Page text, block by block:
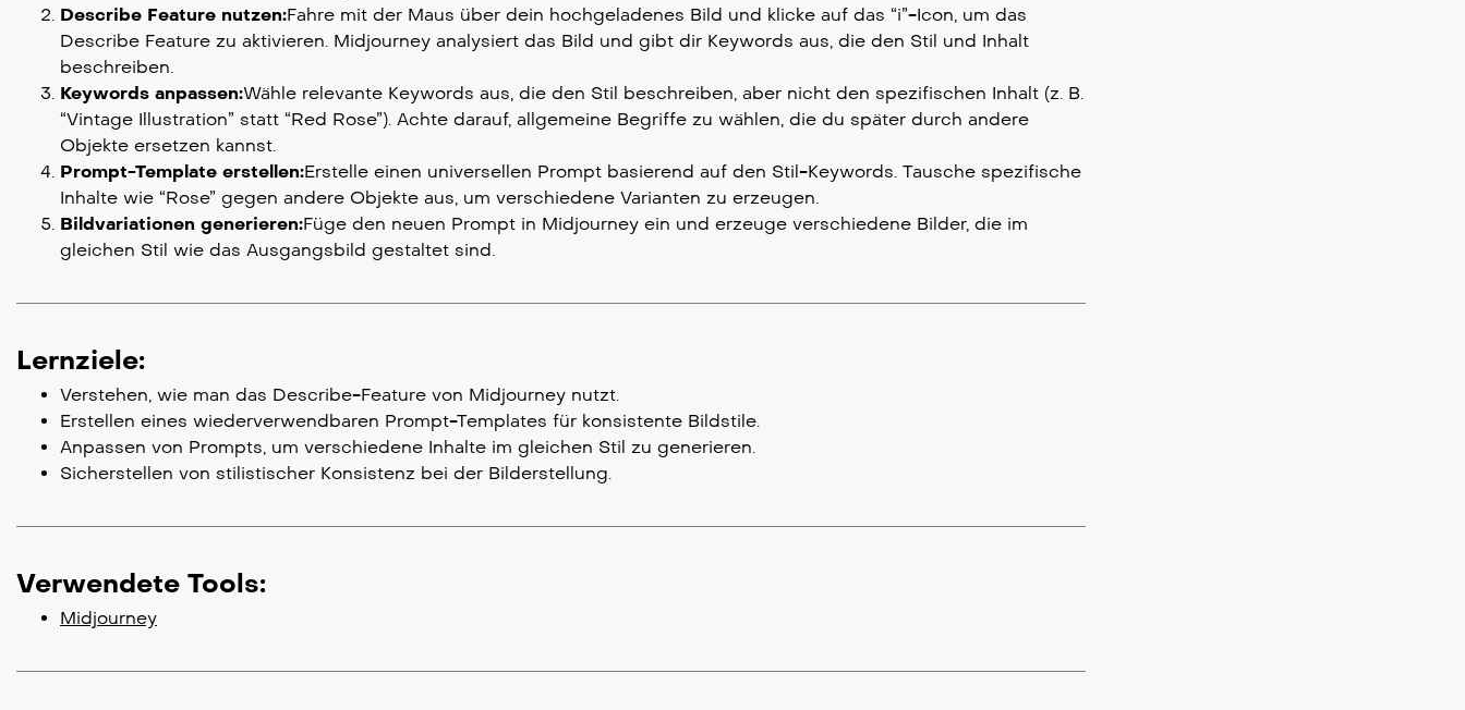
Describe Feature nutzen:Fahre mit der Maus über dein hochgeladenes Bild und klicke auf das “i”-Icon, um das
Describe Feature zu aktivieren. Midjourney analysiert das Bild und gibt dir Keywords aus, die den Stil und Inhalt
beschreiben.
Keywords anpassen:Wähle relevante Keywords aus, die den Stil beschreiben, aber nicht den spezifischen Inhalt (z. B.
“Vintage Illustration” statt “Red Rose”). Achte darauf, allgemeine Begriffe zu wählen, die du später durch andere
Objekte ersetzen kannst.
Prompt-Template erstellen:Erstelle einen universellen Prompt basierend auf den Stil-Keywords. Tausche spezifische
Inhalte wie “Rose” gegen andere Objekte aus, um verschiedene Varianten zu erzeugen.
Bildvariationen generieren:Füge den neuen Prompt in Midjourney ein und erzeuge verschiedene Bilder, die im
gleichen Stil wie das Ausgangsbild gestaltet sind.
Lernziele:
Verstehen, wie man das Describe-Feature von Midjourney nutzt.
Erstellen eines wiederverwendbaren Prompt-Templates für konsistente Bildstile.
Anpassen von Prompts, um verschiedene Inhalte im gleichen Stil zu generieren.
Sicherstellen von stilistischer Konsistenz bei der Bilderstellung.
Verwendete Tools:
Midjourney